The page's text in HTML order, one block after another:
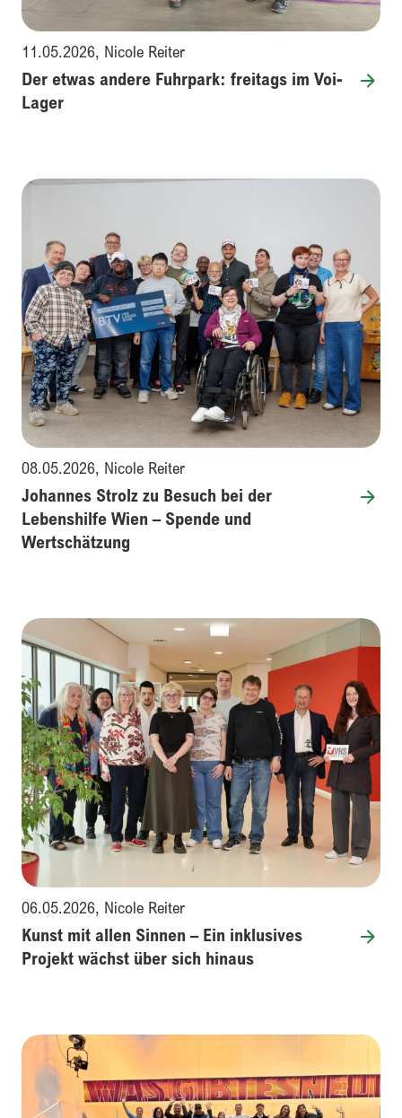
11.05.2026, Nicole Reiter
Der etwas andere Fuhrpark: freitags im Voi-
Lager
08.05.2026, Nicole Reiter
Johannes Strolz zu Besuch bei der
Lebenshilfe Wien – Spende und
Wertschätzung
06.05.2026, Nicole Reiter
Kunst mit allen Sinnen – Ein inklusives
Projekt wächst über sich hinaus